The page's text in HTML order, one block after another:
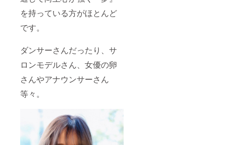
を持っている方がほとんど
です。
ダンサーさんだったり、サ
ロンモデルさん、女優の卵
さんやアナウンサーさん
等々。